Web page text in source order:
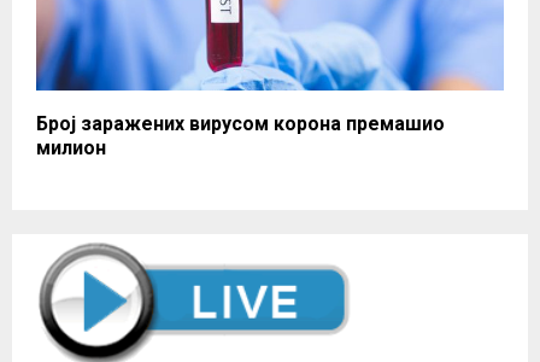
Број заражених вирусом корона премашио
милион